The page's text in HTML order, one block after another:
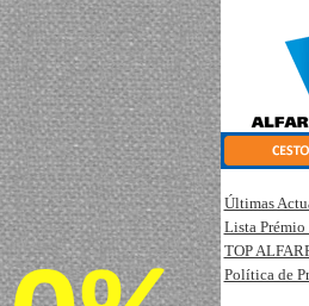
Últimas
Lista Prémio
TOP
Política de